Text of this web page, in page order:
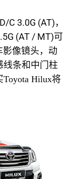
D/C 3.0G (AT) ，
(AT / MT)可
像镜头，动
线条和中门柱
Hilux将